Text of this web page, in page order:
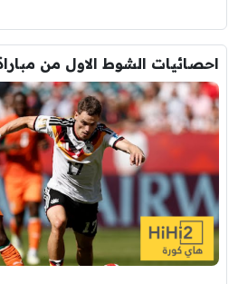
احصائيات الشوط الاول من